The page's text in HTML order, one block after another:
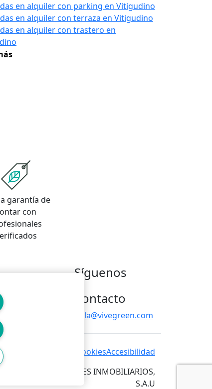
en alquiler con parking en Vitigudino
en alquiler con terraza en Vitigudino
en alquiler con trastero en
garantía de
con
Síguenos
Contacto
hola@vivegreen.com
Política de cookiesAccesibilidad
PROFESIONALES INMOBILIARIOS,
S.A.U